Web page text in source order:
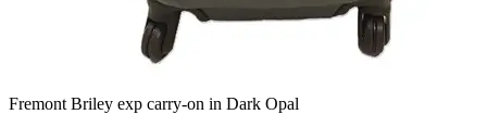
Fremont Briley exp carry-on in Dark Opal